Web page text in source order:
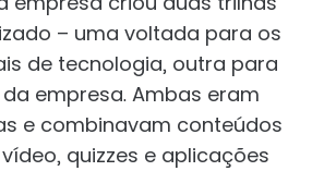
– uma voltada para os
de tecnologia, outra para
empresa. Ambas eram
e combinavam conteúdos
quizzes e aplicações